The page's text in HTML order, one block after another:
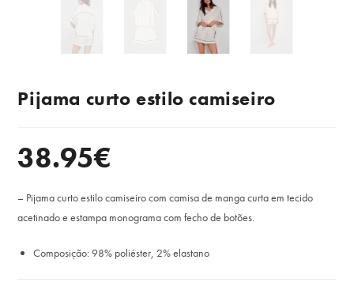
Pijama curto estilo camiseiro
38.95€
– Pijama curto estilo camiseiro com camisa de manga curta em tecido
acetinado e estampa monograma com fecho de botões.
Composição: 98% poliéster, 2% elastano